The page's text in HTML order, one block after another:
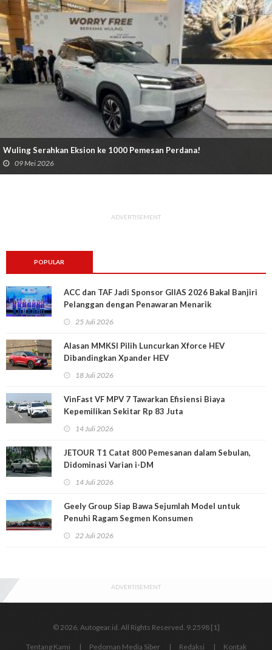
Wuling Serahkan Eksion ke 1000 Pemesan Perdana!
09 Mei 2026
ADVERTISEMENT
POPULAR
ACC dan TAF Jadi Sponsor GIIAS 2026 Bakal Banjiri
Pelanggan dengan Penawaran Menarik
25 Juli 2026
Alasan MMKSI Pilih Luncurkan Xforce HEV
Dibandingkan Xpander HEV
18 Juli 2026
VinFast VF MPV 7 Tawarkan Efisiensi Biaya
Kepemilikan Sekitar Rp 83 Juta
14 Juli 2026
JETOUR T1 Catat 800 Pemesanan dalam Sebulan,
Didominasi Varian i-DM
14 Juli 2026
Geely Group Siap Bawa Sejumlah Model untuk
Penuhi Ragam Segmen Konsumen
22 Juli 2026
ADVERTISEMENT
© 2026, Autogear.id. All Rights Reserved. 9.2598 [1]
Tentang Kami Pedoman Media Siber Redaksi Kontak